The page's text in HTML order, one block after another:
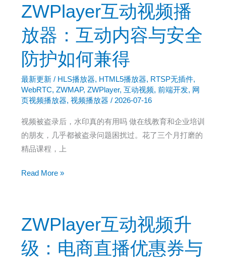
实
测
想
在
手
机
上
看？
这
网
页
播
器
安
装
任
ZWPlayer互动视频播
放器：互动内容与安全
防护如何兼得
最新更新/ HLS播放器, HTML5播放器, RTSP无插件,
WebRTC, ZWMAP, ZWPlayer, 互动视频, 前端开发, 网
页视频播放器, 视频播放器 / 2026-07-16
视频被盗录后，水印真的有用吗 做在线教育和企业培训
的朋友，几乎都被盗录问题困扰过。花了三个月打磨的
精品课程，上
ZWPlayer
频
播
放
Read More »
ZWPlayer互动视频升
级：电商直播优惠券与